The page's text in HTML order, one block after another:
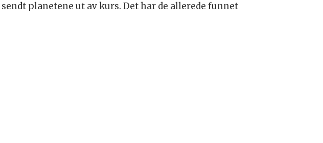
planetene ut av kurs. Det har de allerede funnet